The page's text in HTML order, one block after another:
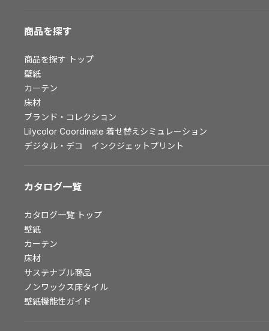
お客様サポート
お客様サポート トップ
資料ダウンロード
画像ダウンロード
動画一覧
お手入れ便利帳
お役立ち資料
お問い合わせ（一般のお客様）
よくあるご質問
非住宅案件に関するお問い合わせ
事業紹介
商品を探す
商品を探す トップ
壁紙
カーテン
床材
ブランド・コレクション
Lilycolor Coordinate 着せ替えシミュレーション
デジタル・デコ インクジェットプリント
カタログ一覧
カタログ一覧 トップ
壁紙
カーテン
床材
サステナブル商品
ノンワックス床タイル
壁紙機能性ガイド